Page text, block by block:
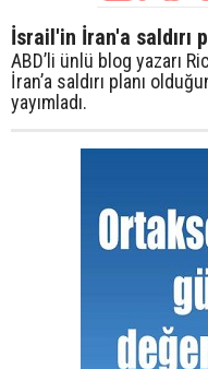
İsrail'in İran'a saldırı
ABD’li ünlü blog yazarı
İran’a saldırı planı
yayımladı.